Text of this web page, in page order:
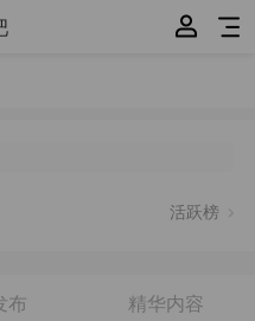
活跃榜
布 精华内容